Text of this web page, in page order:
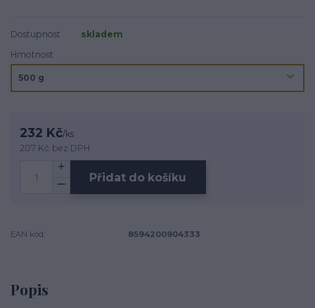
Dostupnost
skladem
Hmotnost
232 Kč/ks
207 Kč bez DPH
Přidat do košíku
EAN kód: 8594200904333
Popis